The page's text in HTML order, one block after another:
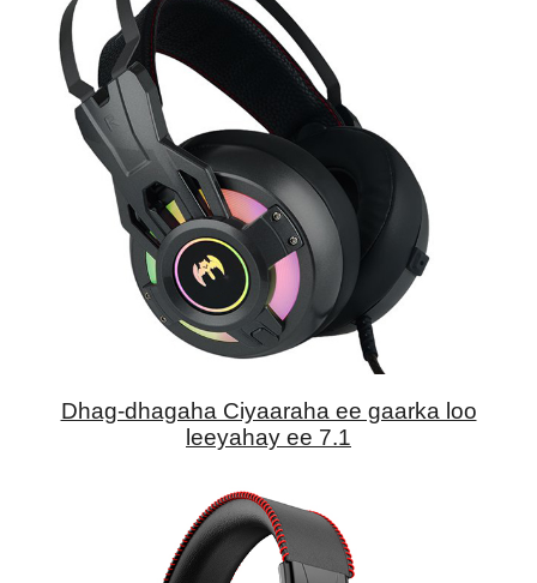
Dhag-dhagaha Ciyaaraha ee gaarka loo
leeyahay ee 7.1